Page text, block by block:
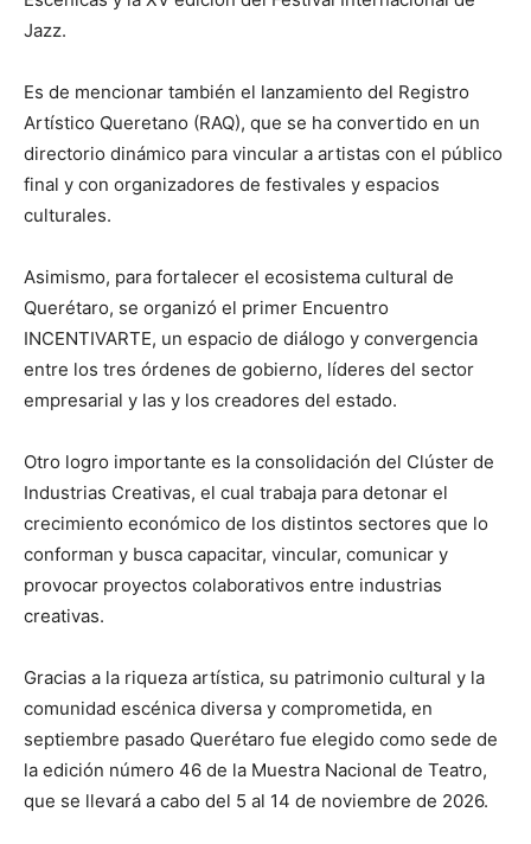
Jazz.
Es de mencionar también el lanzamiento del Registro
Artístico Queretano (RAQ), que se ha convertido en un
directorio dinámico para vincular a artistas con el público
final y con organizadores de festivales y espacios
culturales.
Asimismo, para fortalecer el ecosistema cultural de
Querétaro, se organizó el primer Encuentro
INCENTIVARTE, un espacio de diálogo y convergencia
entre los tres órdenes de gobierno, líderes del sector
empresarial y las y los creadores del estado.
Otro logro importante es la consolidación del Clúster de
Industrias Creativas, el cual trabaja para detonar el
crecimiento económico de los distintos sectores que lo
conforman y busca capacitar, vincular, comunicar y
provocar proyectos colaborativos entre industrias
creativas.
Gracias a la riqueza artística, su patrimonio cultural y la
comunidad escénica diversa y comprometida, en
septiembre pasado Querétaro fue elegido como sede de
la edición número 46 de la Muestra Nacional de Teatro,
que se llevará a cabo del 5 al 14 de noviembre de 2026.